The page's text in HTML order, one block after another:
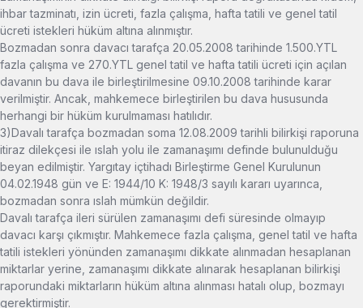
ihbar tazminatı, izin ücreti, fazla çalışma, hafta tatili ve genel tatil
ücreti istekleri hüküm altına alınmıştır.
Bozmadan sonra davacı tarafça 20.05.2008 tarihinde 1.500.YTL
fazla çalışma ve 270.YTL genel tatil ve hafta tatili ücreti için açılan
davanın bu dava ile birleştirilmesine 09.10.2008 tarihinde karar
verilmiştir. Ancak, mahkemece birleştirilen bu dava hususunda
herhangi bir hüküm kurulmaması hatılıdır.
3)Davalı tarafça bozmadan soma 12.08.2009 tarihli bilirkişi raporuna
itiraz dilekçesi ile ıslah yolu ile zamanaşımı definde bulunulduğu
beyan edilmiştir. Yargıtay içtihadı Birleştirme Genel Kurulunun
04.02.1948 gün ve E: 1944/10 K: 1948/3 sayılı kararı uyarınca,
bozmadan sonra ıslah mümkün değildir.
Davalı tarafça ileri sürülen zamanaşımı defi süresinde olmayıp
davacı karşı çıkmıştır. Mahkemece fazla çalışma, genel tatil ve hafta
tatili istekleri yönünden zamanaşımı dikkate alınmadan hesaplanan
miktarlar yerine, zamanaşımı dikkate alınarak hesaplanan bilirkişi
raporundaki miktarların hüküm altına alınması hatalı olup, bozmayı
gerektirmiştir.